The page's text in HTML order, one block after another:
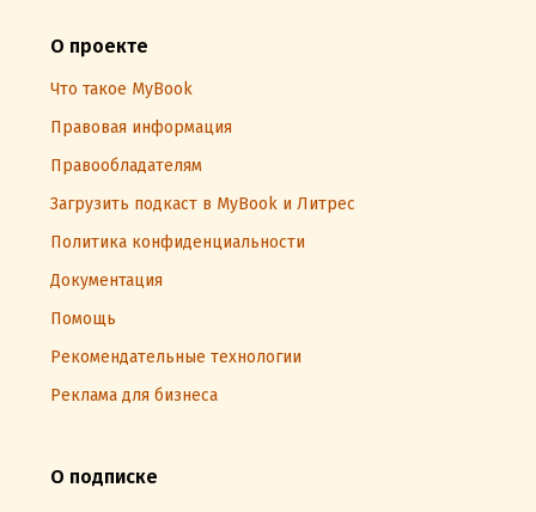
О проекте
Что такое MyBook
Правовая информация
Правообладателям
Загрузить подкаст в MyBook и Литрес
Политика конфиденциальности
Документация
Помощь
Рекомендательные технологии
Реклама для бизнеса
О подписке